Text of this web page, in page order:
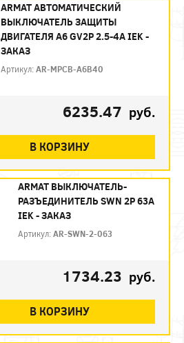
ARMAT АВТОМАТИЧЕСКИЙ
ВЫКЛЮЧАТЕЛЬ ЗАЩИТЫ
ДВИГАТЕЛЯ A6 GV2P 2.5-4A IEK -
ЗАКАЗ
Артикул:AR-MPCB-A6B40
6235.47 руб.
В КОРЗИНУ
ARMAT ВЫКЛЮЧАТЕЛЬ-
РАЗЪЕДИНИТЕЛЬ SWN 2P 63А
IEK - ЗАКАЗ
Артикул:AR-SWN-2-063
1734.23 руб.
В КОРЗИНУ